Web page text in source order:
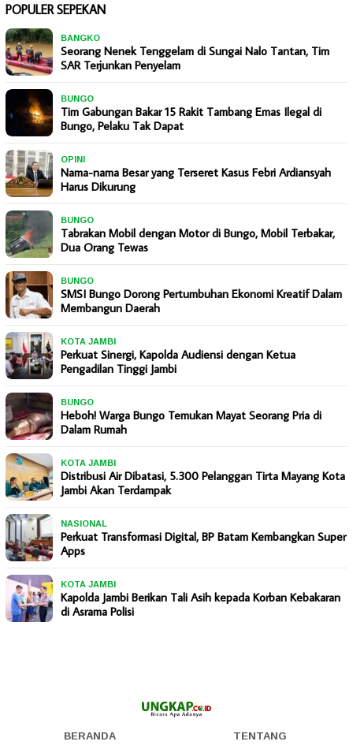
POPULER SEPEKAN
BANGKO
Seorang Nenek Tenggelam di Sungai Nalo Tantan, Tim
SAR Terjunkan Penyelam
BUNGO
Tim Gabungan Bakar 15 Rakit Tambang Emas Ilegal di
Bungo, Pelaku Tak Dapat
OPINI
Nama-nama Besar yang Terseret Kasus Febri Ardiansyah
Harus Dikurung
BUNGO
Tabrakan Mobil dengan Motor di Bungo, Mobil Terbakar,
Dua Orang Tewas
BUNGO
SMSI Bungo Dorong Pertumbuhan Ekonomi Kreatif Dalam
Membangun Daerah
KOTA JAMBI
Perkuat Sinergi, Kapolda Audiensi dengan Ketua
Pengadilan Tinggi Jambi
BUNGO
Heboh! Warga Bungo Temukan Mayat Seorang Pria di
Dalam Rumah
KOTA JAMBI
Distribusi Air Dibatasi, 5.300 Pelanggan Tirta Mayang Kota
Jambi Akan Terdampak
NASIONAL
Perkuat Transformasi Digital, BP Batam Kembangkan Super
Apps
KOTA JAMBI
Kapolda Jambi Berikan Tali Asih kepada Korban Kebakaran
di Asrama Polisi
BERANDA TENTANG